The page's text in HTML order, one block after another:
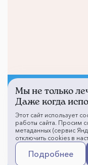
Не смогли
врачу?
Написать о
Мы не только
Даже когда
Этот сайт использует
работы сайта. Просим
метаданных (сервис
отключить cookies в
Подробнее